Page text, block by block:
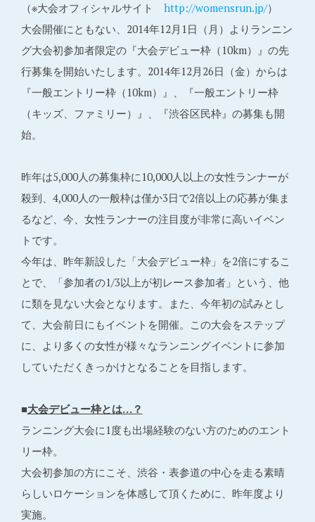
（※大会オフィシャルサイト http://womensrun.jp/）
大会開催にともない、2014年12月1日（月）よりランニン
グ大会初参加者限定の『大会デビュー枠（10km）』の先
行募集を開始いたします。2014年12月26日（金）からは
『一般エントリー枠（10km）』、『一般エントリー枠
（キッズ、ファミリー）』、『渋谷区民枠』の募集も開
始。
昨年は5,000人の募集枠に10,000人以上の女性ランナーが
殺到、4,000人の一般枠は僅か3日で2倍以上の応募が集ま
るなど、今、女性ランナーの注目度が非常に高いイベン
トです。
今年は、昨年新設した「大会デビュー枠」を2倍にするこ
とで、「参加者の1/3以上が初レース参加者」という、他
に類を見ない大会となります。また、今年初の試みとし
て、大会前日にもイベントを開催。この大会をステップ
に、より多くの女性が様々なランニングイベントに参加
していただくきっかけとなることを目指します。
■大会デビュー枠とは…？
ランニング大会に1度も出場経験のない方のためのエント
リー枠。
大会初参加の方にこそ、渋谷・表参道の中心を走る素晴
らしいロケーションを体感して頂くために、昨年度より
実施。